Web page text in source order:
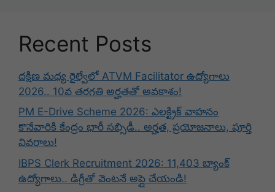
Recent Posts
దక్షిణ మధ్య రైల్వేలో ATVM Facilitator ఉద్యోగాలు
2026.. 10వ తరగతి అర్హతతో అవకాశం!
PM E-Drive Scheme 2026: ఎలక్ట్రిక్ వాహనం
కొనేవారికి కేంద్రం భారీ సబ్సిడీ.. అర్హత, ప్రయోజనాలు, పూర్తి
వివరాలు!
IBPS Clerk Recruitment 2026: 11,403 బ్యాంక్
ఉద్యోగాలు.. డిగ్రీతో వెంటనే అప్లై చేయండి!